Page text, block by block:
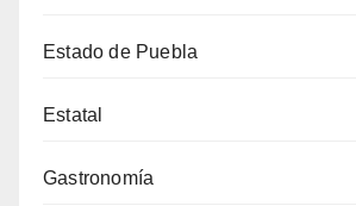
Estado de Puebla
Estatal
Gastronomía